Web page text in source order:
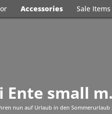
Accessories Sale Items
Ente small
nun auf Urlaub in den Sommerurlaub